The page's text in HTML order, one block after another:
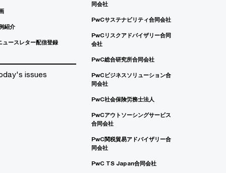
紹介
ュースレター配信登録
issues
同会社
PwCサステナビリティ合同会社
PwCリスクアドバイザリー合同
会社
PwC総合研究所合同会社
PwCビジネスソリューション合
同会社
PwC社会保険労務士法人
PwCアウトソーシングサービス
合同会社
PwC関税貿易アドバイザリー合
同会社
PwC TS Japan合同会社